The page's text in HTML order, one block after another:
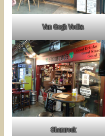
Van Gogh Vodka
Shamrock